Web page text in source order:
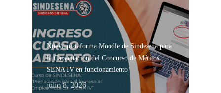
Nueva plataforma Moodle de Sindesena para
la Capacitación del Concurso de Méritos
SENA IV en funcionamiento
julio 8, 2026